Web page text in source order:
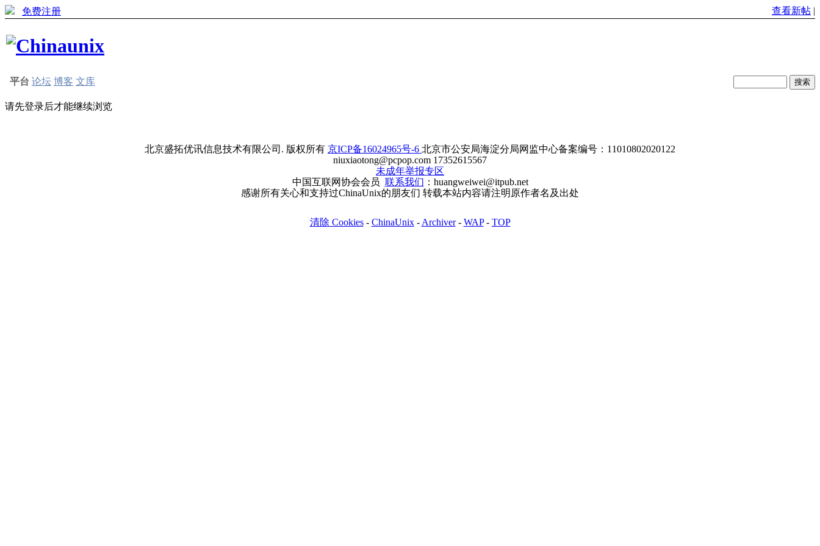
免费注册 查看新帖 |
平台 论坛 博客 文库
请先登录后才能继续浏览
北京盛拓优讯信息技术有限公司. 版权所有 京ICP备16024965号-6 北京市公安局海淀分局网监中心备案编号：11010802020122
niuxiaotong@pcpop.com 17352615567
未成年举报专区
中国互联网协会会员 联系我们 ：huangweiwei@itpub.net
感谢所有关心和支持过ChinaUnix的朋友们 转载本站内容请注明原作者名及出处
清除 Cookies- ChinaUnix- Archiver- WAP- TOP